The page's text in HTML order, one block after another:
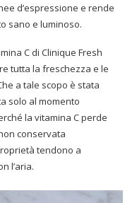
d’espressione e rende
sano e luminoso.
C di Clinique Fresh
tutta la freschezza e le
a tale scopo è stata
solo al momento
la vitamina C perde
conservata
tendono a
l’aria.